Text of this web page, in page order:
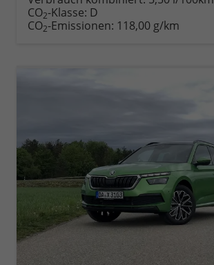
CO2-Klasse: D
CO2-Emissionen: 118,00 g/km